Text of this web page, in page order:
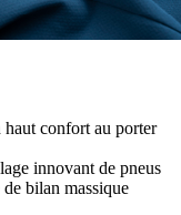
haut confort au porter
innovant de pneus
bilan massique